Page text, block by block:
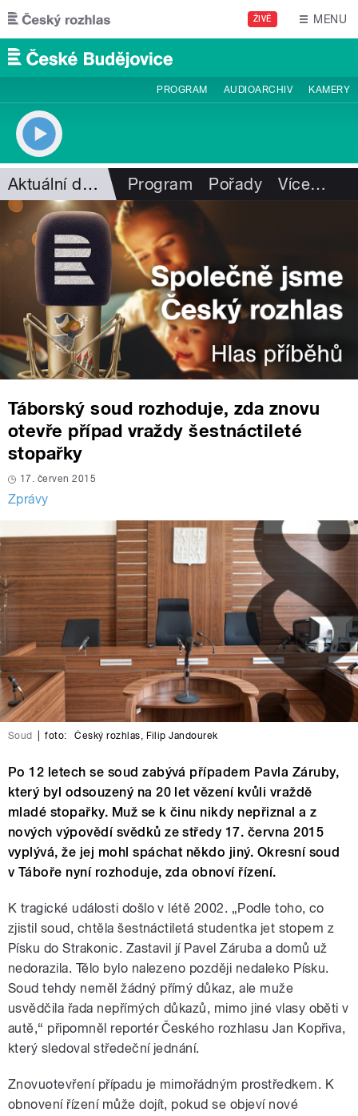
Přejít k hlavnímu obsahu
ŽIVĚ MENU
PROGRAM AUDIOARCHIV KAMERY
Aktuální dění Program Pořady Více…
Táborský soud rozhoduje, zda znovu
otevře případ vraždy šestnáctileté
stopařky
17. červen 2015
Zprávy
Soud foto: Český rozhlas, Filip Jandourek
Po 12 letech se soud zabývá případem Pavla Záruby,
který byl odsouzený na 20 let vězení kvůli vraždě
mladé stopařky. Muž se k činu nikdy nepřiznal a z
nových výpovědí svědků ze středy 17. června 2015
vyplývá, že jej mohl spáchat někdo jiný. Okresní soud
v Táboře nyní rozhoduje, zda obnoví řízení.
K tragické události došlo v létě 2002. „Podle toho, co
zjistil soud, chtěla šestnáctiletá studentka jet stopem z
Písku do Strakonic. Zastavil jí Pavel Záruba a domů už
nedorazila. Tělo bylo nalezeno později nedaleko Písku.
Soud tehdy neměl žádný přímý důkaz, ale muže
usvědčila řada nepřímých důkazů, mimo jiné vlasy oběti v
autě,“ připomněl reportér Českého rozhlasu Jan Kopřiva,
který sledoval středeční jednání.
Znovuotevření případu je mimořádným prostředkem. K
obnovení řízení může dojít, pokud se objeví nové